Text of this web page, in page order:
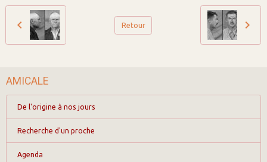
Retour
AMICALE
De l'origine à nos jours
Recherche d'un proche
Agenda